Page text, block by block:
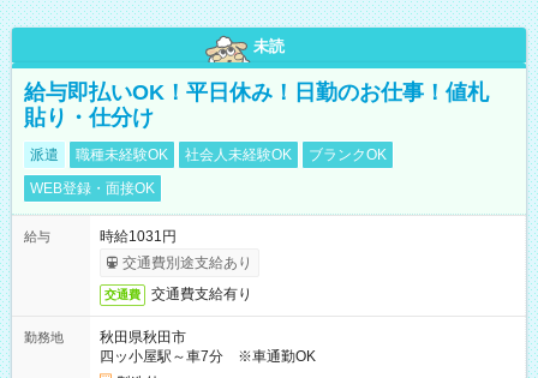
未読
給与即払いOK！平日休み！日勤のお仕事！値札
貼り・仕分け
派遣 職種未経験OK 社会人未経験OK
ブランクOK
WEB登録・面接OK
給与
時給1031円
交通費別途支給あり
交通費 交通費支給有り
勤務地
秋田県秋田市
四ッ小屋駅～車7分 ※車通勤OK